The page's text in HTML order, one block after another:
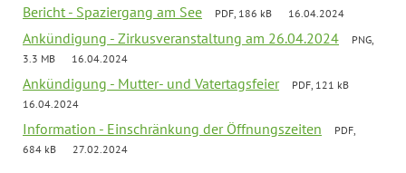
Bericht - Spaziergang am See PDF, 186 kB 16.04.2024
Ankündigung - Zirkusveranstaltung am 26.04.2024
PNG,
3.3 MB
16.04.2024
Ankündigung - Mutter- und Vatertagsfeier
PDF, 121 kB
16.04.2024
Information - Einschränkung der Öffnungszeiten
PDF,
684 kB
27.02.2024